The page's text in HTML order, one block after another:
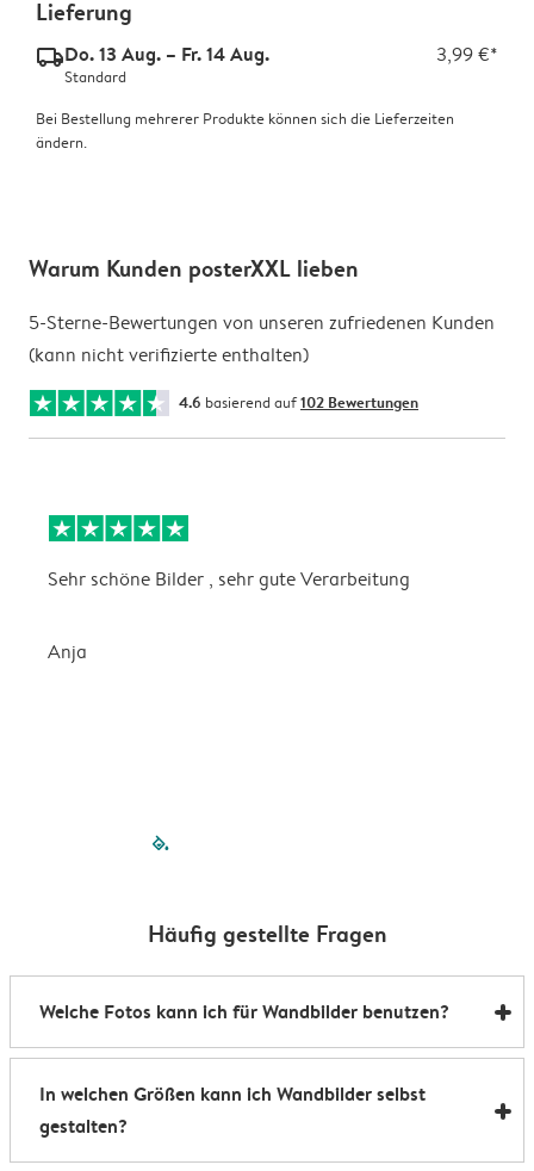
Lieferung
delivery_standard_v2Do. 13 Aug. – Fr. 14 Aug. 3,99 €*
Standard
Bei Bestellung mehrerer Produkte können sich die Lieferzeiten
ändern.
Warum Kunden posterXXL lieben
5-Sterne-Bewertungen von unseren zufriedenen Kunden
(kann nicht verifizierte enthalten)
4.6 basierend auf102 Bewertungen
Sehr schöne Bilder , sehr gute Verarbeitung
Anja
filled-pagination
Häufig gestellte Fragen
Welche Fotos kann ich für Wandbilder benutzen?
Wenn du Wandbilder günstig online bestellen willst,
kannst du Handyfotos, Kamerabilder, digitale
Kunstwerke oder auch Scans verwenden. Wichtig ist
nur: wähle hochwertige Dateien, besonders wenn du
In welchen Größen kann ich Wandbilder selbst
gestalten?